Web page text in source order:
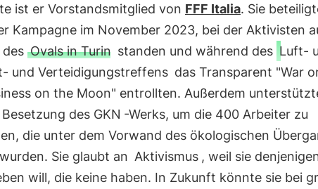
ist er Vorstandsmitglied von FFF Italia. Sie
Kampagne im November 2023, bei der Aktivisten
des Ovals in Turin standen und während des Luft-
und Verteidigungstreffens das Transparent "War
on the Moon" entrollten. Außerdem
Besetzung des GKN -Werks, um die 400 Arbeiter zu
die unter dem Vorwand des ökologischen
Sie glaubt an Aktivismus , weil sie
will, die keine haben. In Zukunft könnte sie bei